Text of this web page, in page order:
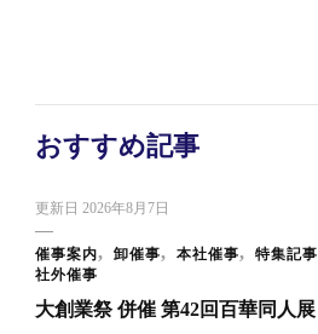
おすすめ記事
更新日 2026年8月7日
催事案内 卸催事 本社催事
特集記事
社外催事
大創業祭 併催 第42回百華同人展